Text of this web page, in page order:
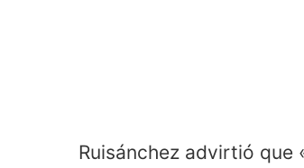
Ruisánchez advirtió que